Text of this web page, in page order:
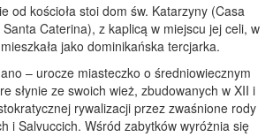
od kościoła stoi dom św. Katarzyny (Casa
Caterina), z kaplicą w miejscu jej celi, w
jako dominikańska tercjarka.
– urocze miasteczko o średniowiecznym
słynie ze swoich wież, zbudowanych w XII i
rywalizacji przez zwaśnione rody
i Salvuccich. Wśród zabytków wyróżnia się